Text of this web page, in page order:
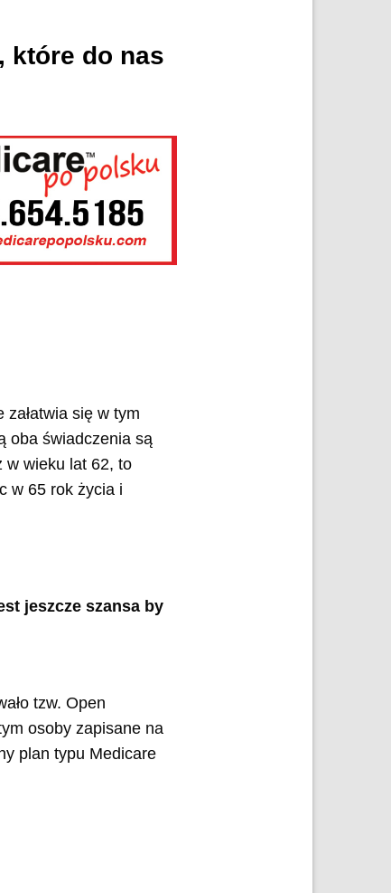
które do nas
się w tym
oba świadczenia są
w wieku lat 62, to
w 65 rok życia i
jeszcze szansa by
tzw. Open
osoby zapisane na
plan typu Medicare